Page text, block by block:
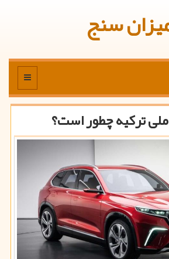
سنج
منو
تركیه چطور است؟